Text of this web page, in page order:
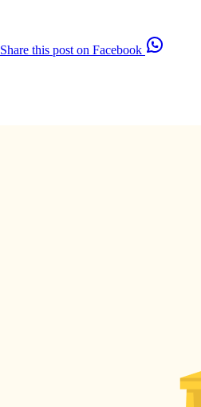
Share this post on Facebook